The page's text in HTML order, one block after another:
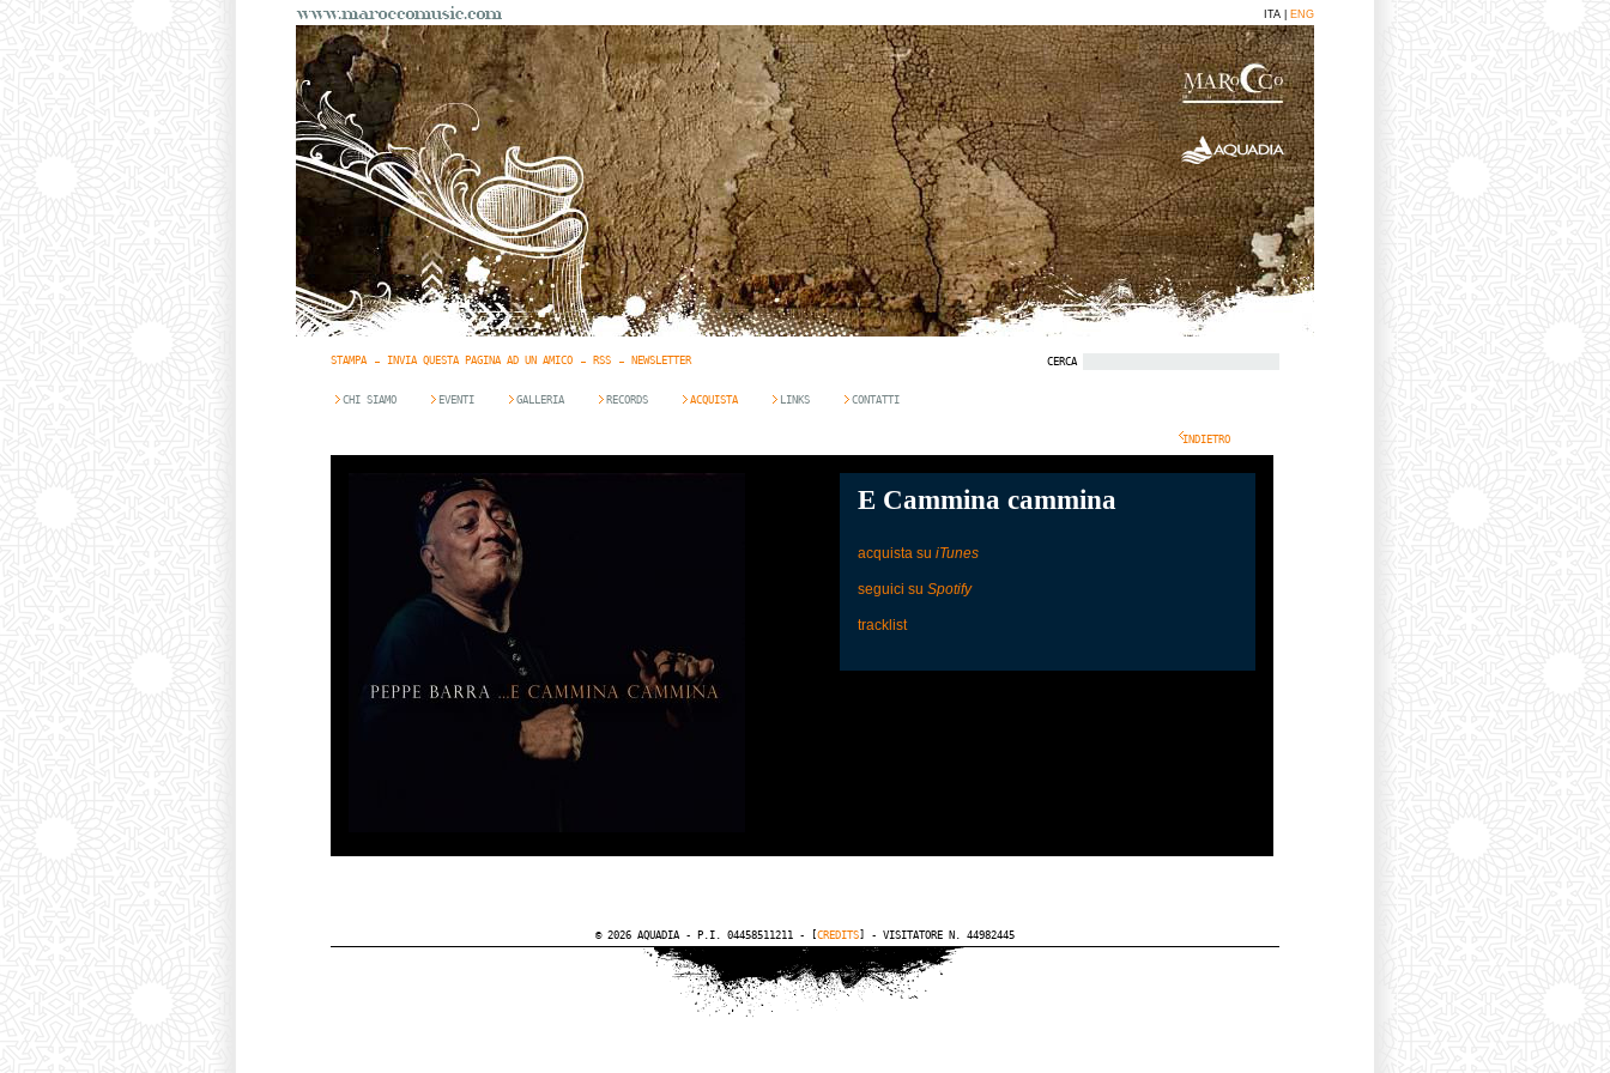
ITA | ENG
STAMPA INVIA QUESTA PAGINA AD UN AMICO RSS NEWSLETTER CERCA
CHI SIAMO EVENTI GALLERIA RECORDS ACQUISTA LINKS CONTATTI
INDIETRO
E Cammina cammina
acquista su iTunes
seguici su Spotify
tracklist
© 2026 AQUADIA - P.I. 04458511211 - [CREDITS] - VISITATORE N. 44982445